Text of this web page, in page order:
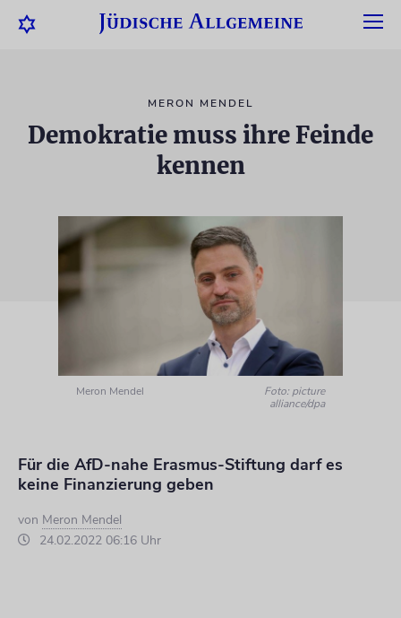
MERON MENDEL
Demokratie muss ihre Feinde
kennen
Meron Mendel
Foto: picture
alliance/dpa
Für die AfD-nahe Erasmus-Stiftung darf es
keine Finanzierung geben
von Meron Mendel
24.02.2022 06:16 Uhr